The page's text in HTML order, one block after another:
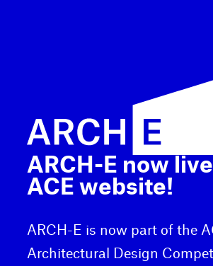
ARCH-E now
ACE website!
ARCH-E is now part of the
Architectural Design